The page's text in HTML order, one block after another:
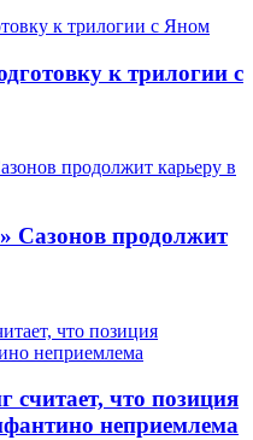
к трилогии с
Сазонов продолжит
считает, что позиция
неприемлема